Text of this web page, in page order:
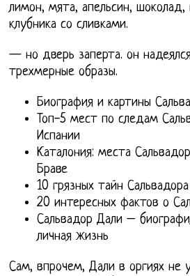
лимон, мята, апельсин,
клубника со сливками.
— но дверь заперта. он
трехмерные образы.
Биография и картины
Топ-5 мест по следам
Испании
Каталония: места
Браве
10 грязных тайн
20 интересных фактов о
Сальвадор Дали –
личная жизнь
Сам, впрочем, Дали в оргиях не